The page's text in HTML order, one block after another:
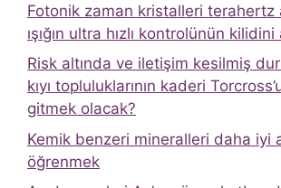
Fotonik zaman kristalleri terahertz
ışığın ultra hızlı kontrolünün
Risk altında ve iletişim kesilmiş
kıyı topluluklarının kaderi
gitmek olacak?
Kemik benzeri mineralleri daha iyi
öğrenmek